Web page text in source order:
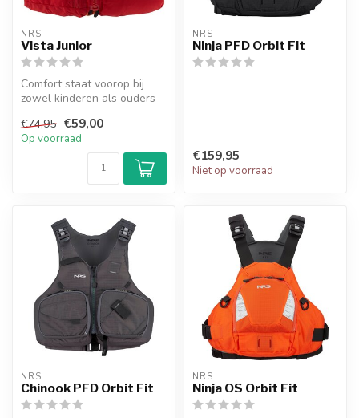
NRS
Vista Junior
Comfort staat voorop bij
zowel kinderen als ouders
PFD l...
€74,95 €59,00
Op voorraad
NRS
Ninja PFD Orbit Fit
€159,95
Niet op voorraad
NRS
Chinook PFD Orbit Fit
NRS
Ninja OS Orbit Fit